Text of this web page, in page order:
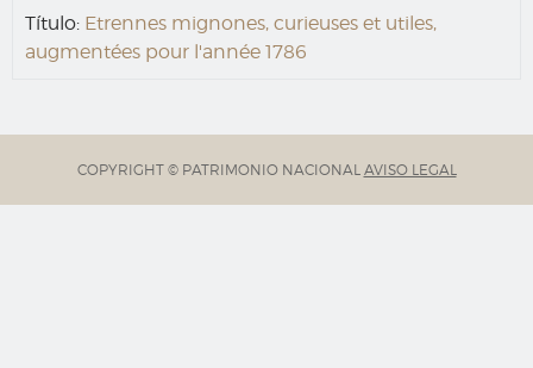
Título: Etrennes mignones, curieuses et utiles,
augmentées pour l'année 1786
COPYRIGHT © PATRIMONIO NACIONAL AVISO LEGAL